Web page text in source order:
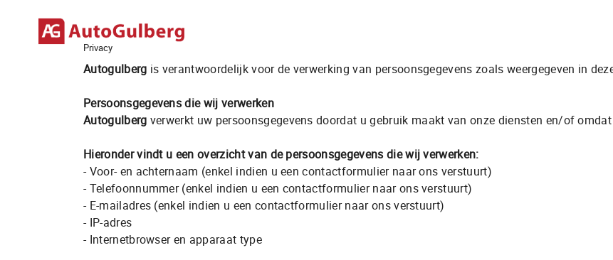
Aanbod
Diensten
Over ons
Verkocht
Privacy
Autogulberg is verantwoordelijk voor de verwerking van persoonsgegevens zoals weergegeven in
Persoonsgegevens die wij verwerken
Autogulberg verwerkt uw persoonsgegevens doordat u gebruik maakt van onze diensten en/of
Hieronder vindt u een overzicht van de persoonsgegevens die wij verwerken:
- Voor- en achternaam (enkel indien u een contactformulier naar ons verstuurt)
- Telefoonnummer (enkel indien u een contactformulier naar ons verstuurt)
- E-mailadres (enkel indien u een contactformulier naar ons verstuurt)
- IP-adres
- Internetbrowser en apparaat type